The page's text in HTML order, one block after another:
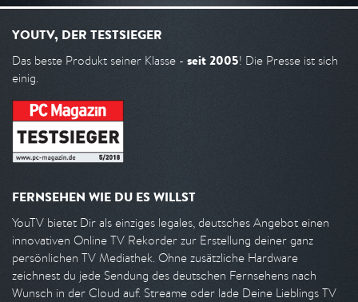
YOUTV, DER TESTSIEGER
Das beste Produkt seiner Klasse - seit 2005! Die Presse ist sich
einig.
FERNSEHEN WIE DU ES WILLST
YouTV bietet Dir als einziges legales, deutsches Angebot einen
innovativen Online TV Rekorder zur Erstellung deiner ganz
persönlichen TV Mediathek. Ohne zusätzliche Hardware
zeichnest du jede Sendung des deutschen Fernsehens nach
Wunsch in der Cloud auf. Streame oder lade Deine Lieblings TV